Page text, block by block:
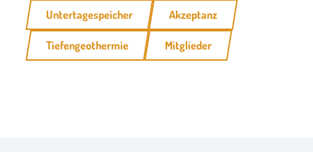
Untertagespeicher Akzeptanz
Tiefengeothermie Mitglieder